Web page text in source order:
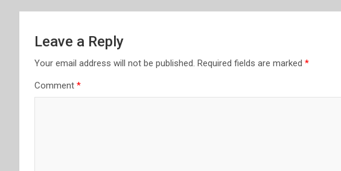
Leave a Reply
Your email address will not be published. Required fields are marked *
Comment *